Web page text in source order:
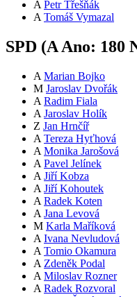
A Petr Třešňák
A Tomáš Vymazal
SPD (A Ano: 180
A Marian Bojko
M Jaroslav Dvořák
A Radim Fiala
A Jaroslav Holík
Z Jan Hrnčíř
A Tereza Hyťhová
A Monika Jarošová
A Pavel Jelínek
A Jiří Kobza
A Jiří Kohoutek
A Radek Koten
A Jana Levová
M Karla Maříková
A Ivana Nevludová
A Tomio Okamura
A Zdeněk Podal
A Miloslav Rozner
A Radek Rozvoral